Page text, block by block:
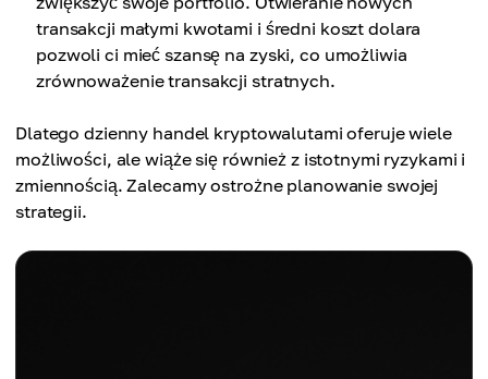
transakcji małymi kwotami i średni koszt dolara
pozwoli ci mieć szansę na zyski, co umożliwia
zrównoważenie transakcji stratnych.
Dlatego dzienny handel kryptowalutami oferuje wiele
możliwości, ale wiąże się również z istotnymi ryzykami i
zmiennością. Zalecamy ostrożne planowanie swojej
strategii.